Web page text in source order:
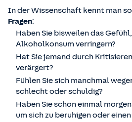
In der Wissenschaft kennt man
Fragen:
Haben Sie bisweilen das
Alkoholkonsum verringern?
Hat Sie jemand durch
verärgert?
Fühlen Sie sich manchmal
schlecht oder schuldig?
Haben Sie schon einmal
um sich zu beruhigen oder